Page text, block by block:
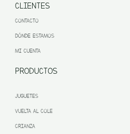
CLIENTES
CONTACTO
DÓNDE ESTAMOS
MI CUENTA
PRODUCTOS
JUGUETES
VUELTA AL COLE
CRIANZA